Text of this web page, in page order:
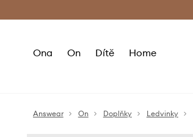
Ona On Dítě Home
Answear On Doplňky Ledvinky